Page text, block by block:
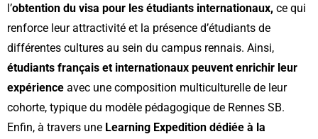
l’obtention du visa pour les étudiants internationaux, ce qui
renforce leur attractivité et la présence d’étudiants de
différentes cultures au sein du campus rennais. Ainsi,
étudiants français et internationaux peuvent enrichir leur
expérience avec une composition multiculturelle de leur
cohorte, typique du modèle pédagogique de Rennes SB.
Enfin, à travers une Learning Expedition dédiée à la